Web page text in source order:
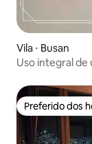
Vila ⋅ Busan
Uso integral de
Preferido dos
Preferido dos